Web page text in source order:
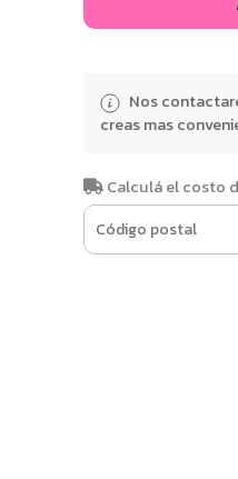
Nos
creas mas
Calculá el costo